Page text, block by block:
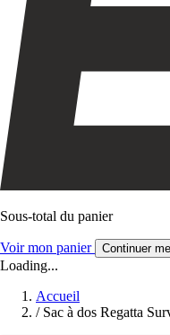
Sous-total du panier
Voir mon panier Continuer
Loading...
Accueil
/ Sac à dos Regatta